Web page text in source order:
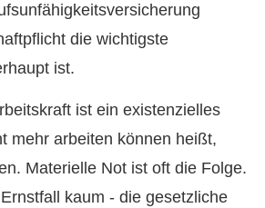
die wichtigste
ist.
ist ein existenzielles
mehr arbeiten können heißt,
Materielle Not ist oft die Folge.
kaum - die gesetzliche